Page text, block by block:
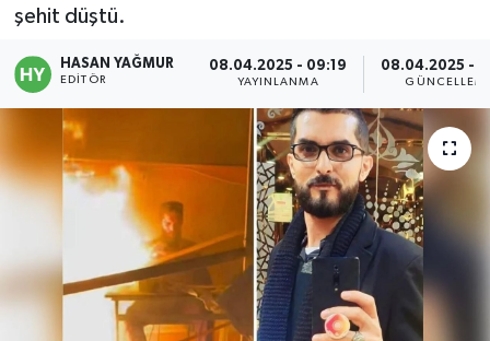
şehit düştü.
HASAN YAĞMUR
EDITÖR
08.04.2025 - 09:19
YAYINLANMA
08.04.2025 -
Politika
Sağlık
Spor
Teknoloji